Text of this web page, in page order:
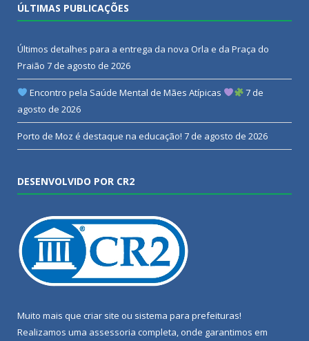
ÚLTIMAS PUBLICAÇÕES
Últimos detalhes para a entrega da nova Orla e da Praça do
Praião 7 de agosto de 2026
Encontro pela Saúde Mental de Mães Atípicas
7 de
agosto de 2026
Porto de Moz é destaque na educação! 7 de agosto de 2026
DESENVOLVIDO POR CR2
Muito mais que criar site ou sistema para prefeituras!
Realizamos uma assessoria completa, onde garantimos em